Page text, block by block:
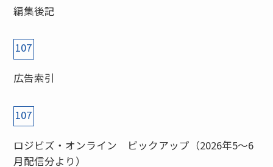
編集後記
107
広告索引
107
ロジビズ・オンライン ピックアップ（2026年5〜6
月配信分より）